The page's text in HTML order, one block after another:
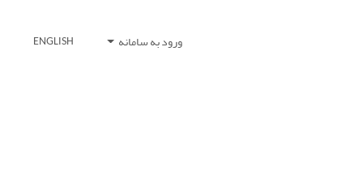
ورود به سامانه ENGLISH